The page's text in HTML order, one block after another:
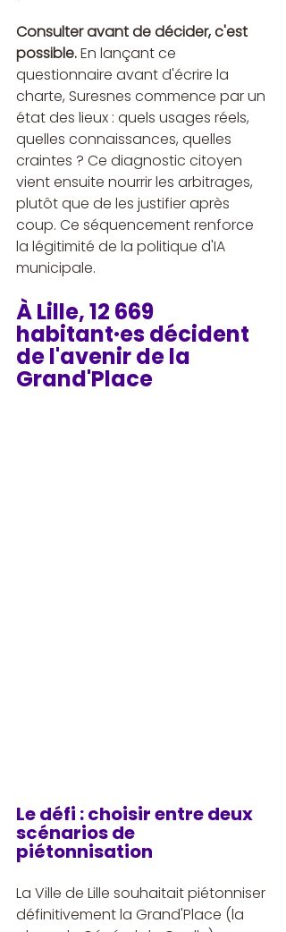
Consulter avant de décider, c'est
possible. En lançant ce
questionnaire avant d'écrire la
charte, Suresnes commence par un
état des lieux : quels usages réels,
quelles connaissances, quelles
craintes ? Ce diagnostic citoyen
vient ensuite nourrir les arbitrages,
plutôt que de les justifier après
coup. Ce séquencement renforce
la légitimité de la politique d'IA
municipale.
À Lille, 12 669
habitant·es décident
de l'avenir de la
Grand'Place
Le défi : choisir entre deux
scénarios de
piétonnisation
La Ville de Lille souhaitait piétonniser
définitivement la Grand'Place (la